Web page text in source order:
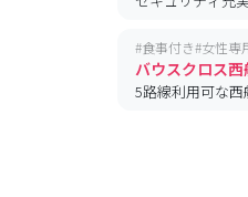
#食事付き#女性専
バウスクロス西
5路線利用可な